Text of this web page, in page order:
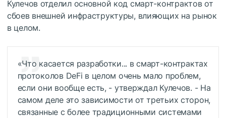
Кулечов отделил основной код смарт-контрактов от
сбоев внешней инфраструктуры, влияющих на рынок
в целом.
«Что касается разработки... в смарт-контрактах
протоколов DeFi в целом очень мало проблем,
если они вообще есть, - утверждал Кулечов. - На
самом деле это зависимости от третьих сторон,
связанные с более традиционными системами